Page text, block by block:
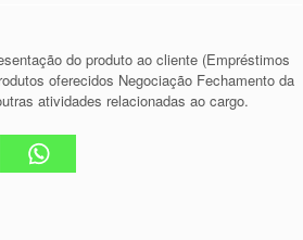
do produto ao cliente (Empréstimos
oferecidos Negociação Fechamento da
atividades relacionadas ao cargo.